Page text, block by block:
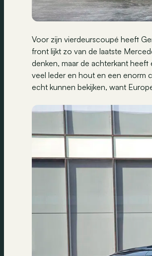
Voor zijn vierdeurscoupé heeft
front lijkt zo van de laatste
denken, maar de achterkant
veel leder en hout en een enorm
echt kunnen bekijken, want